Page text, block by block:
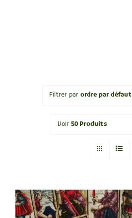
Filtrer par ordre par défaut
Voir 50 Produits